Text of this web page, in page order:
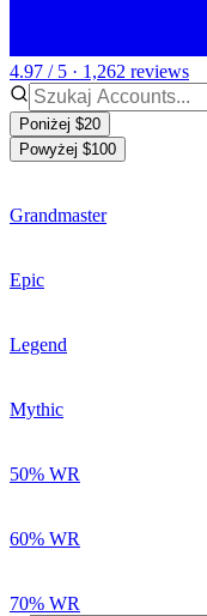
4.97 / 5 · 1,262 reviews
Poniżej $20
Powyżej $100
Grandmaster
Epic
Legend
Mythic
50% WR
60% WR
70% WR